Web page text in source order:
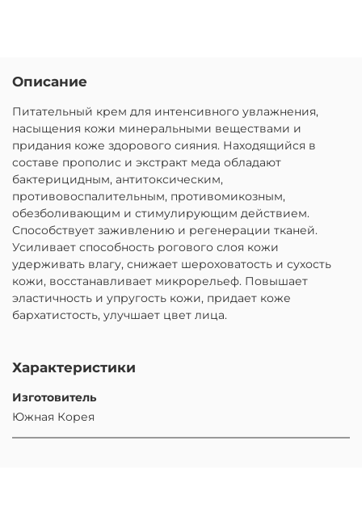
Описание
Питательный крем для интенсивного увлажнения,
насыщения кожи минеральными веществами и
придания коже здорового сияния. Находящийся в
составе прополис и экстракт меда обладают
бактерицидным, антитоксическим,
противовоспалительным, противомикозным,
обезболивающим и стимулирующим действием.
Способствует заживлению и регенерации тканей.
Усиливает способность рогового слоя кожи
удерживать влагу, снижает шероховатость и сухость
кожи, восстанавливает микрорельеф. Повышает
эластичность и упругость кожи, придает коже
бархатистость, улучшает цвет лица.
Характеристики
Изготовитель
Южная Корея